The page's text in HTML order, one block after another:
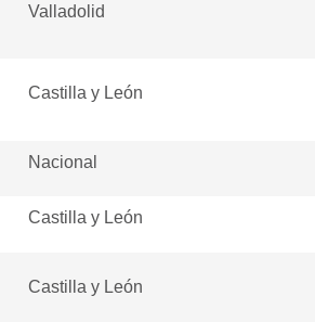
Valladolid
Castilla y León
Nacional
Castilla y León
Castilla y León